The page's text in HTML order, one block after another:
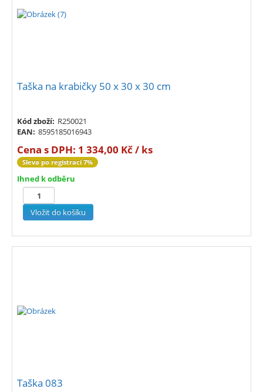
Taška na krabičky 50 x 30 x 30 cm
Kód zboží: R250021
EAN: 8595185016943
Cena s DPH: 1 334,00 Kč / ks
Sleva po registraci 7%
Ihned k odběru
Taška 083